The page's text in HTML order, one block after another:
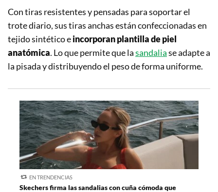
Con tiras resistentes y pensadas para soportar el
trote diario, sus tiras anchas están confeccionadas en
tejido sintético eincorporan plantilla de piel
anatómica. Lo que permite que lasandaliase adapte a
la pisada y distribuyendo el peso de forma uniforme.
EN TRENDENCIAS
Skechers firma las sandalias con cuña cómoda que